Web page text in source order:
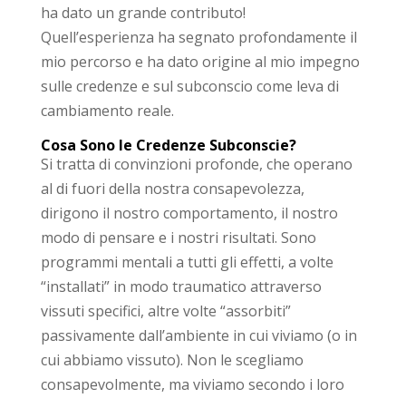
ha dato un grande contributo!
Quell’esperienza ha segnato profondamente il
mio percorso e ha dato origine al mio impegno
sulle credenze e sul subconscio come leva di
cambiamento reale.
Cosa Sono le Credenze Subconscie?
Si tratta di convinzioni profonde, che operano
al di fuori della nostra consapevolezza,
dirigono il nostro comportamento, il nostro
modo di pensare e i nostri risultati. Sono
programmi mentali a tutti gli effetti, a volte
“installati” in modo traumatico attraverso
vissuti specifici, altre volte “assorbiti”
passivamente dall’ambiente in cui viviamo (o in
cui abbiamo vissuto). Non le scegliamo
consapevolmente, ma viviamo secondo i loro